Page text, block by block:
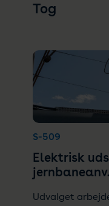
Tog
S-509
Elektrisk
jernbaneanv.
Udvalget